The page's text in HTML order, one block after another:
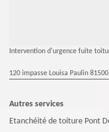
Intervention d'urgence fuite
120 impasse Louisa Paulin
Autres services
Etanchéité de toiture Pont